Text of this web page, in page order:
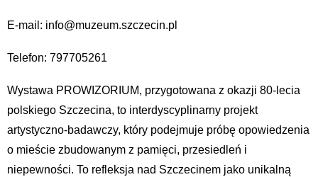
E-mail: info@muzeum.szczecin.pl
Telefon: 797705261
Wystawa PROWIZORIUM, przygotowana z okazji 80-lecia
polskiego Szczecina, to interdyscyplinarny projekt
artystyczno-badawczy, który podejmuje próbę opowiedzenia
o mieście zbudowanym z pamięci, przesiedleń i
niepewności. To refleksja nad Szczecinem jako unikalną